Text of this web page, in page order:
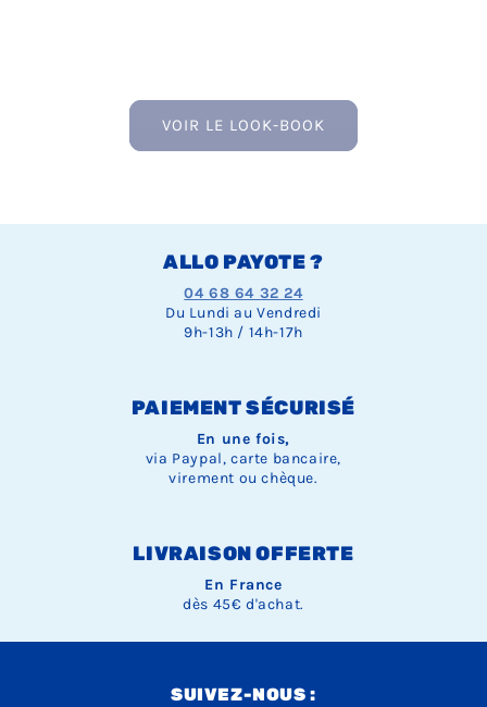
VOIR LE LOOK-BOOK
ALLO PAYOTE ?
04 68 64 32 24
Du Lundi au Vendredi
9h-13h / 14h-17h
PAIEMENT SÉCURISÉ
En une fois,
via Paypal, carte bancaire,
virement ou chèque.
LIVRAISON OFFERTE
En France
dès 45€ d'achat.
SUIVEZ-NOUS :